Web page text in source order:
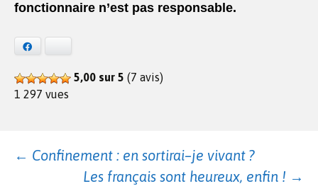
fonctionnaire n’est pas responsable.
5,00 sur 5 (7 avis)
1 297 vues
Navigation
← Confinement : en sortirai–je vivant ?
Les français sont heureux, enfin ! →